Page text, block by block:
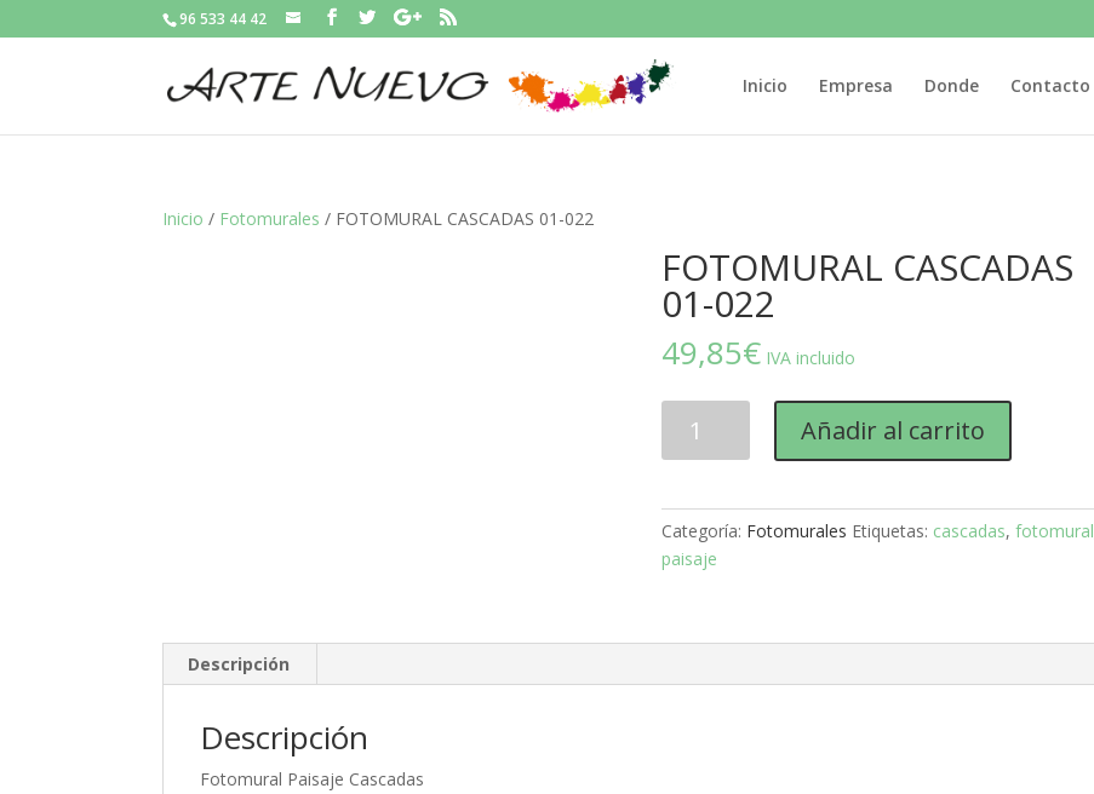
96 533 44 42
Inicio Empresa Donde Contacto
Inicio / Fotomurales / FOTOMURAL CASCADAS 01-022
FOTOMURAL CASCADAS
01-022
49,85€ IVA incluido
CASCADAS
cantidad
Añadir al carrito
Categoría: Fotomurales Etiquetas: cascadas,fotomural
paisaje
Descripción
Descripción
Fotomural Paisaje Cascadas